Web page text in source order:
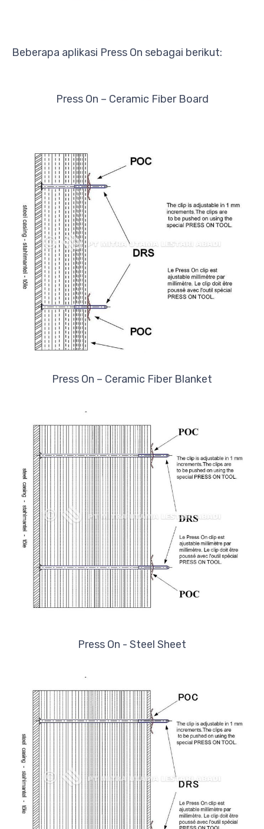
Beberapa aplikasi Press On sebagai berikut:
Press On – Ceramic Fiber Board
Press On – Ceramic Fiber Blanket
Press On - Steel Sheet